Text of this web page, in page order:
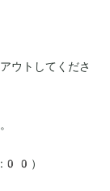
ウトしてくださ
）